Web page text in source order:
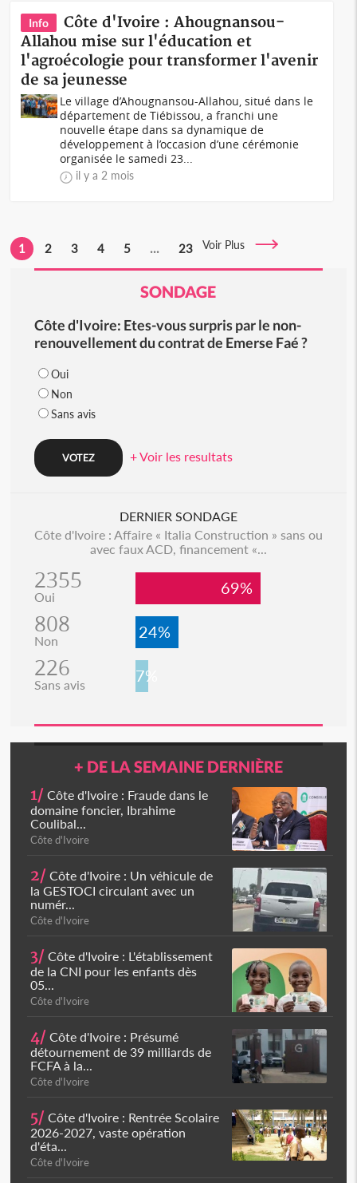
Info
Côte d'Ivoire : Ahougnansou-
Allahou mise sur l'éducation et
l'agroécologie pour transformer l'avenir
de sa jeunesse
Le village d’Ahougnansou-Allahou, situé dans le
département de Tiébissou, a franchi une
nouvelle étape dans sa dynamique de
développement à l’occasion d’une cérémonie
organisée le samedi 23...
il y a 2 mois
1 2 3 4 5 ... 23 Voir Plus
SONDAGE
Côte d'Ivoire: Etes-vous surpris par le non-
renouvellement du contrat de Emerse Faé ?
Oui
Non
Sans avis
+ Voir les resultats
DERNIER SONDAGE
Côte d'Ivoire : Affaire « Italia Construction » sans ou
avec faux ACD, financement «...
2355
Oui 69%
808
Non 24%
226
Sans avis 7%
+ DE LA SEMAINE DERNIÈRE
1/ Côte d'Ivoire : Fraude dans le
domaine foncier, Ibrahime
Coulibal...
Côte d'Ivoire
2/ Côte d'Ivoire : Un véhicule de
la GESTOCI circulant avec un
numér...
Côte d'Ivoire
3/ Côte d'Ivoire : L'établissement
de la CNI pour les enfants dès
05...
Côte d'Ivoire
4/ Côte d'Ivoire : Présumé
détournement de 39 milliards de
FCFA à la...
Côte d'Ivoire
5/ Côte d'Ivoire : Rentrée Scolaire
2026-2027, vaste opération
d'éta...
Côte d'Ivoire